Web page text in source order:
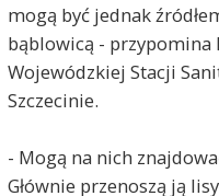
mogą być jednak
bąblowicą - przypomina
Wojewódzkiej Stacji
Szczecinie.
- Mogą na nich
Głównie przenoszą ją